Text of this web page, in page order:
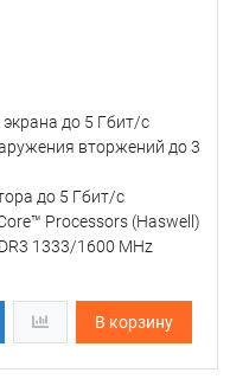
до 5 Гбит/с
вторжений до 3
до 5 Гбит/с
Processors (Haswell)
1333/1600 MHz
В корзину